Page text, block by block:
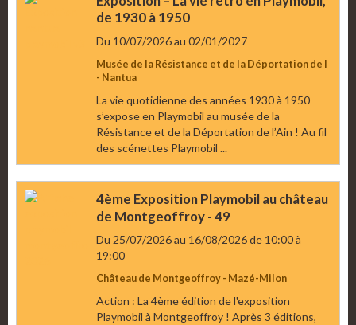
de 1930 à 1950
Du 10/07/2026au 02/01/2027
Musée de la Résistance et de la Déportation de l
- Nantua
La vie quotidienne des années 1930 à 1950
s’expose en Playmobil au musée de la
Résistance et de la Déportation de l’Ain ! Au fil
des scénettes Playmobil ...
4ème Exposition Playmobil au château
de Montgeoffroy - 49
Du 25/07/2026au 16/08/2026de 10:00à
19:00
Château de Montgeoffroy - Mazé-Milon
Action : La 4ème édition de l'exposition
Playmobil à Montgeoffroy ! Après 3 éditions,